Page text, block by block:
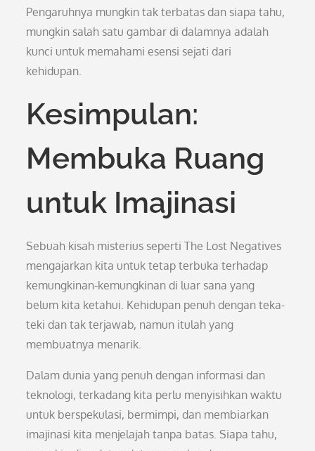
Pengaruhnya mungkin tak terbatas dan siapa tahu,
mungkin salah satu gambar di dalamnya adalah
kunci untuk memahami esensi sejati dari
kehidupan.
Kesimpulan:
Membuka Ruang
untuk Imajinasi
Sebuah kisah misterius seperti The Lost Negatives
mengajarkan kita untuk tetap terbuka terhadap
kemungkinan-kemungkinan di luar sana yang
belum kita ketahui. Kehidupan penuh dengan teka-
teki dan tak terjawab, namun itulah yang
membuatnya menarik.
Dalam dunia yang penuh dengan informasi dan
teknologi, terkadang kita perlu menyisihkan waktu
untuk berspekulasi, bermimpi, dan membiarkan
imajinasi kita menjelajah tanpa batas. Siapa tahu,